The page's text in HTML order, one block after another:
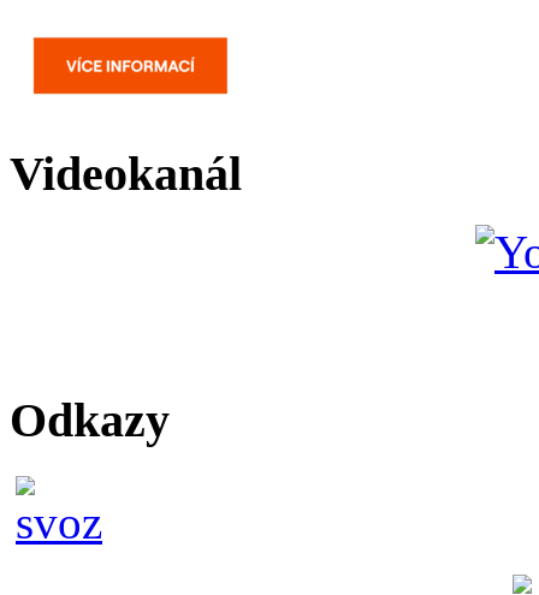
Videokanál
Odkazy